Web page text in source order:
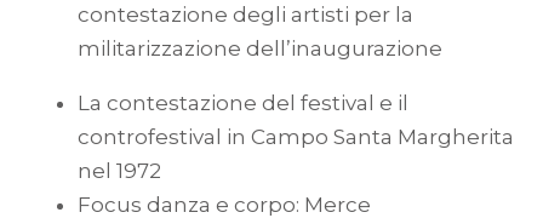
contestazione degli artisti per la
militarizzazione dell’inaugurazione
La contestazione del festival e il
controfestival in Campo Santa Margherita
nel 1972
Focus danza e corpo: Merce